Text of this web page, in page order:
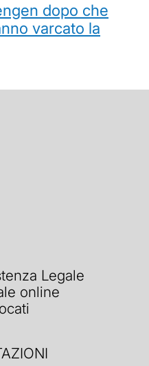
dopo che
varcato la
Legale
online